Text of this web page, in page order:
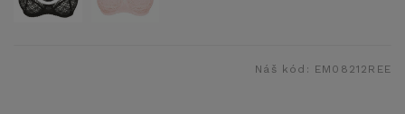
Náš kód: EM08212REE